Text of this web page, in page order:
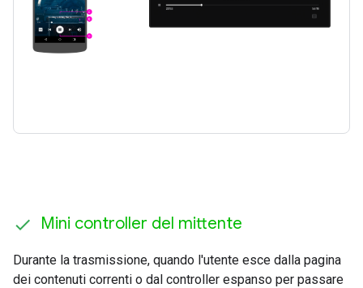
Mini controller del mittente
Durante la trasmissione, quando l'utente esce dalla pagina
dei contenuti correnti o dal controller espanso per passare